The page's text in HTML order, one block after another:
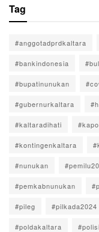
Tag
#anggotadprdkaltara
#bankindonesia
#bupatinunukan
#gubernurkaltara
#kaltaradihati
#kontingenkaltara
#nunukan
#pemkabnunukan
#pileg #pilkada2024
#poldakaltara #polisi